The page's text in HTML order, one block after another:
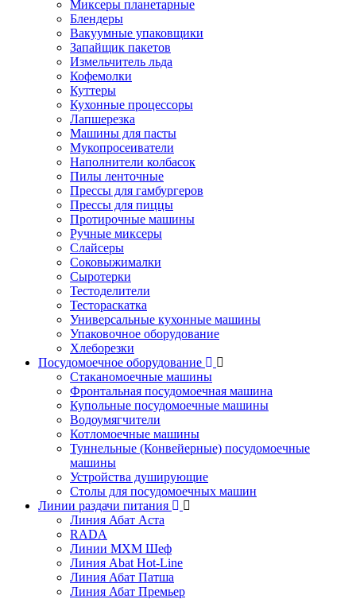
Миксеры планетарные
Блендеры
Вакуумные упаковщики
Запайщик пакетов
Измельчитель льда
Кофемолки
Куттеры
Кухонные процессоры
Лапшерезка
Машины для пасты
Мукопросеиватели
Наполнители колбасок
Пилы ленточные
Прессы для гамбургеров
Прессы для пиццы
Протирочные машины
Ручные миксеры
Слайсеры
Соковыжималки
Сыротерки
Тестоделители
Тестораскатка
Универсальные кухонные машины
Упаковочное оборудование
Хлеборезки
Посудомоечное оборудование
Стаканомоечные машины
Фронтальная посудомоечная машина
Купольные посудомоечные машины
Водоумягчители
Котломоечные машины
Туннельные (Конвейерные) посудомоечные
машины
Устройства душирующие
Столы для посудомоечных машин
Линии раздачи питания
Линия Абат Аста
RADA
Линии МХМ Шеф
Линия Abat Hot-Line
Линия Абат Патша
Линия Абат Премьер